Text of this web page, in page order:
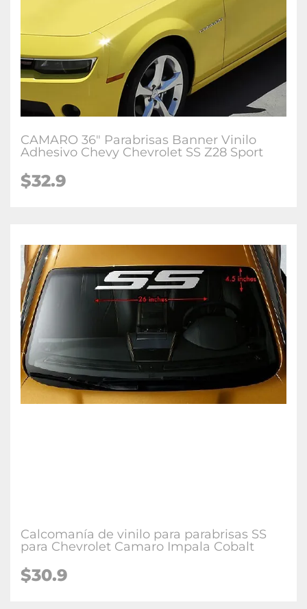
CAMARO 36" Parabrisas Banner Vinilo
Adhesivo Chevy Chevrolet SS Z28 Sport
$32.9
Calcomanía de vinilo para parabrisas SS
para Chevrolet Camaro Impala Cobalt
$30.9